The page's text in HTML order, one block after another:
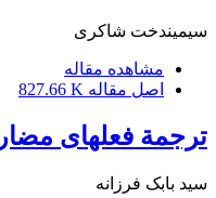
سیمیندخت شاکری
مشاهده مقاله
اصل مقاله 827.66 K
ترجمة فعلهای
سید بابک فرزانه